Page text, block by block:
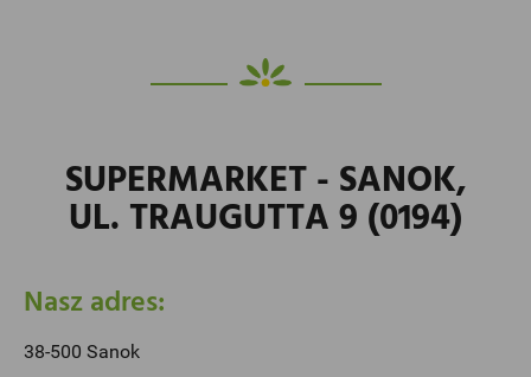
SUPERMARKET - SANOK,
UL. TRAUGUTTA 9 (0194)
Nasz adres:
38-500 Sanok